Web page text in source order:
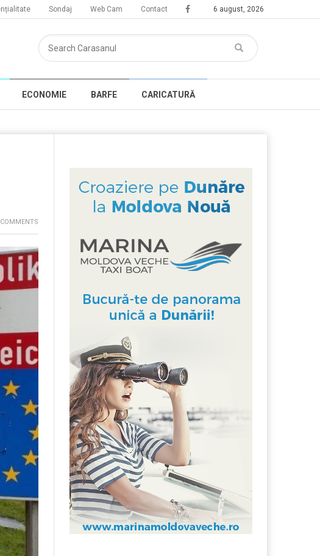
6 august, 2026
Sondaj Web Cam Contact
ECONOMIE BARFE CARICATURĂ